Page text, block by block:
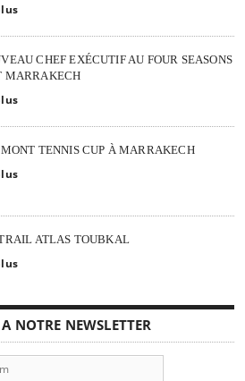
CHEF EXÉCUTIF AU FOUR SEASONS
MARRAKECH
TENNIS CUP À MARRAKECH
ATLAS TOUBKAL
NOTRE NEWSLETTER